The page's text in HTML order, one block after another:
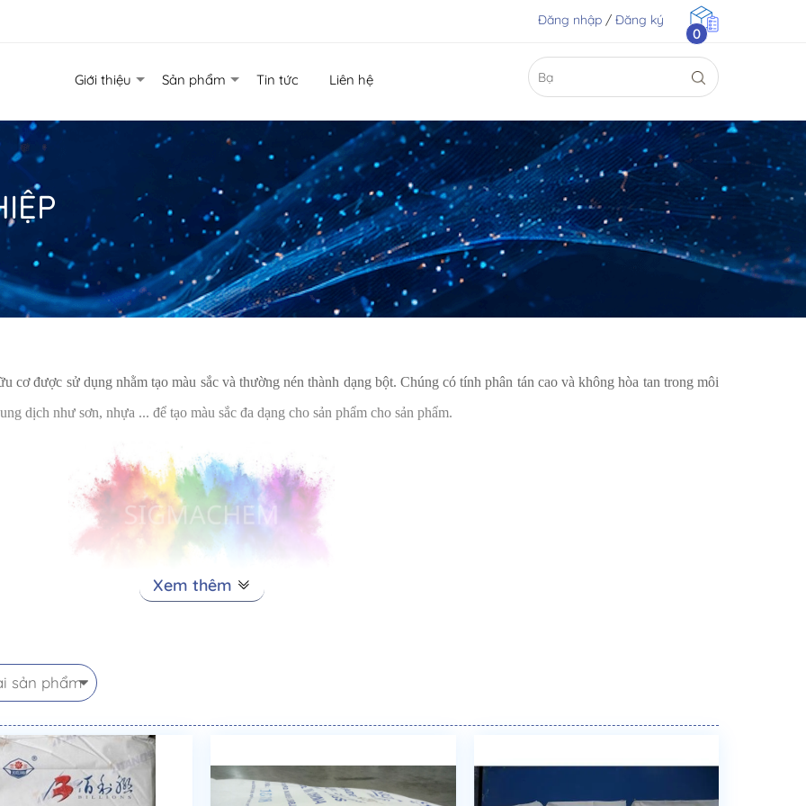
Đăng nhập / Đăng ký
0
Giới thiệu Sản phẩm Tin tức Liên hệ
cơ được sử dụng nhằm tạo màu sắc và thường nén thành dạng bột. Chúng có tính phân tán cao và không hòa tan trong môi
dịch như sơn, nhựa ... để tạo màu sắc đa dạng cho sản phẩm cho sản phẩm.
NGHIỆP
độ bền màu cao (ổn định nhiệt độ, bền kiềm, bền axit ...)
hưởng bởi nhiệt độ, thời tiết, giá thành cao
Xem thêm
sản phẩm